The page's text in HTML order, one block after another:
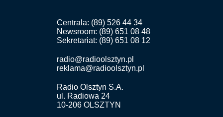
Centrala: (89) 526 44 34
Newsroom: (89) 651 08 48
Sekretariat: (89) 651 08 12
radio@radioolsztyn.pl
reklama@radioolsztyn.pl
Radio Olsztyn S.A.
ul. Radiowa 24
10-206 OLSZTYN